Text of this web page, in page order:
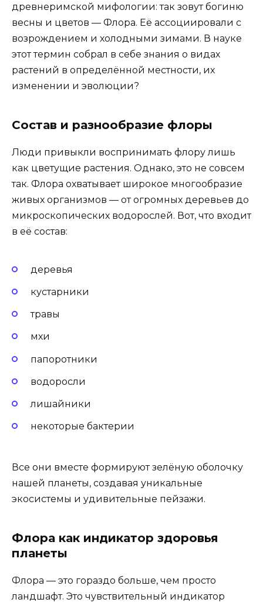
древнеримской мифологии: так зовут богиню
весны и цветов — Флора. Её ассоциировали с
возрождением и холодными зимами. В науке
этот термин собрал в себе знания о видах
растений в определённой местности, их
изменении и эволюции?
Состав и разнообразие флоры
Люди привыкли воспринимать флору лишь
как цветущие растения. Однако, это не совсем
так. Флора охватывает широкое многообразие
живых организмов — от огромных деревьев до
микроскопических водорослей. Вот, что входит
в её состав:
деревья
кустарники
травы
мхи
папоротники
водоросли
лишайники
некоторые бактерии
Все они вместе формируют зелёную оболочку
нашей планеты, создавая уникальные
экосистемы и удивительные пейзажи.
Флора как индикатор здоровья
планеты
Флора — это гораздо больше, чем просто
ландшафт. Это чувствительный индикатор